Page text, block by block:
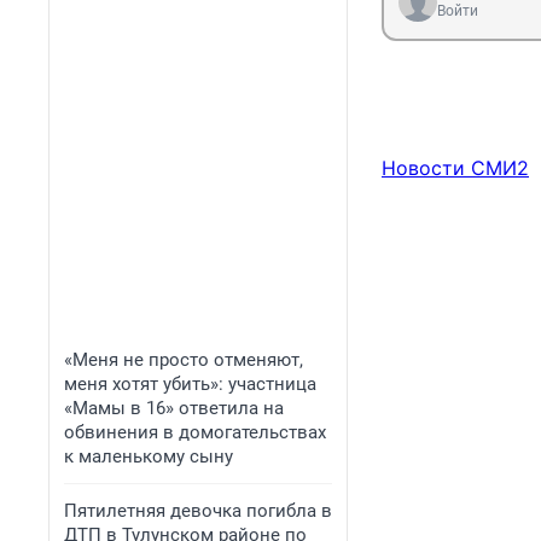
«Меня не просто отменяют,
меня хотят убить»: участница
«Мамы в 16» ответила на
обвинения в домогательствах
к маленькому сыну
Пятилетняя девочка погибла в
ДТП в Тулунском районе по
Войти
Новости СМИ2